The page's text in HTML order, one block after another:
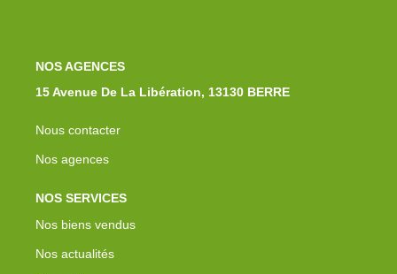
NOS AGENCES
15 Avenue De La Libération, 13130 BERRE
Nous contacter
Nos agences
NOS SERVICES
Nos biens vendus
Nos actualités